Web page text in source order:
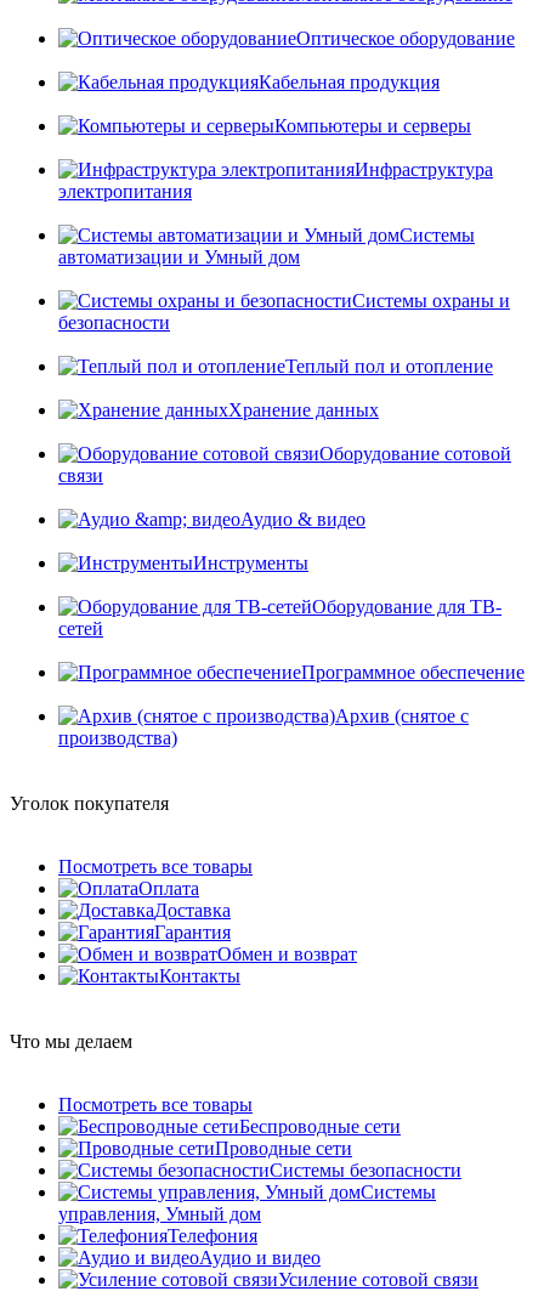
Оптическое оборудование
Кабельная продукция
Компьютеры и серверы
Инфраструктура
электропитания
Системы
автоматизации и Умный дом
Системы охраны и
безопасности
Теплый пол и отопление
Хранение данных
Оборудование сотовой
связи
Аудио & видео
Инструменты
Оборудование для ТВ-
сетей
Программное обеспечение
Архив (снятое с
производства)
Уголок покупателя
Посмотреть все товары
Оплата
Доставка
Гарантия
Обмен и возврат
Контакты
Что мы делаем
Посмотреть все товары
Беспроводные сети
Проводные сети
Системы безопасности
Системы
управления, Умный дом
Телефония
Аудио и видео
Усиление сотовой связи